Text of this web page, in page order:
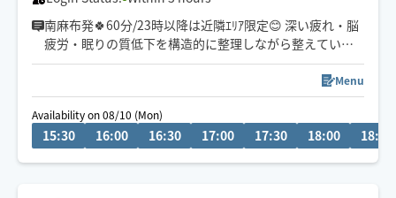
南麻布発🍀60分/23時以降は近隣ｴﾘｱ限定😊 深い疲れ・脳
疲労・眠りの質低下を構造的に整理しながら整えていく
施術してます💆
これまで多くの方の体の声と向き合い、深部からの回復
をサポートしてきました🤝
丁寧且つ的確な圧で確実に整う時間をご提供します🙂‍↕️
Menu
Availability on 08/10 (Mon)
15:30 16:00 16:30 17:00 17:30 18:00 18:30